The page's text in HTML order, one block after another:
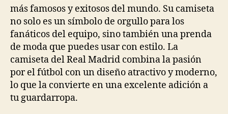
más famosos y exitosos del mundo. Su camiseta
no solo es un símbolo de orgullo para los
fanáticos del equipo, sino también una prenda
de moda que puedes usar con estilo. La
camiseta del Real Madrid combina la pasión
por el fútbol con un diseño atractivo y moderno,
lo que la convierte en una excelente adición a
tu guardarropa.